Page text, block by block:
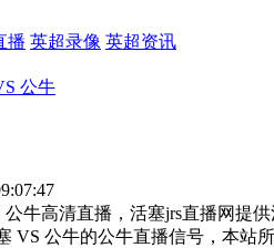
播 英超录像 英超资讯
公牛
牛高清直播，活塞jrs直播网提
VS 公牛的公牛直播信号，本站